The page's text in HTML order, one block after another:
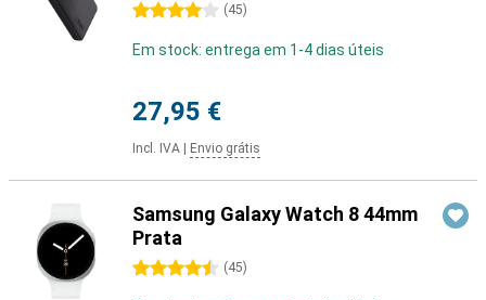
4 estrelas (45)
Em stock: entrega em 1-4 dias úteis
27,95 €
Incl. IVA Envio grátis
Samsung Galaxy Watch 8 44mm
Prata
4.5 estrelas (45)